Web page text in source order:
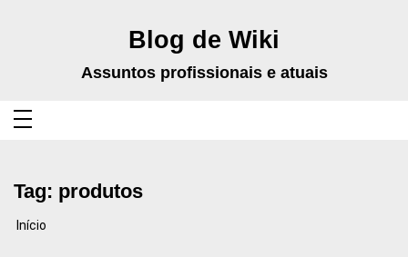
Blog de Wiki
Assuntos profissionais e atuais
Tag: produtos
Início